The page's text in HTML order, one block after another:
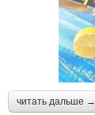
читать дальше →